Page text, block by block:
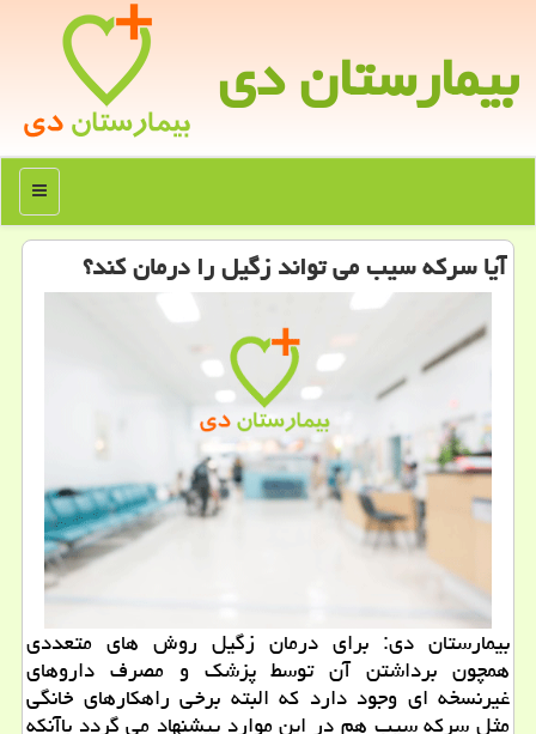
بیمارستان دی
منو
آیا سركه سیب می تواند زگیل را درمان كند؟
بیمارستان دی: برای درمان زگیل روش های متعددی
همچون برداشتن آن توسط پزشك و مصرف داروهای
غیرنسخه ای وجود دارد كه البته برخی راهكارهای خانگی
مثل سركه سیب هم در این موارد پیشنهاد می گردد باآنكه